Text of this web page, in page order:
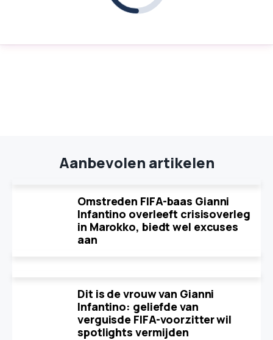
Aanbevolen artikelen
Omstreden FIFA-baas Gianni
Infantino overleeft crisisoverleg
in Marokko, biedt wel excuses
aan
Dit is de vrouw van Gianni
Infantino: geliefde van
verguisde FIFA-voorzitter wil
spotlights vermijden